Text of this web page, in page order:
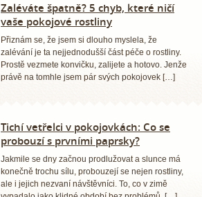
Zaléváte špatně? 5 chyb, které ničí
vaše pokojové rostliny
Přiznám se, že jsem si dlouho myslela, že
zalévání je ta nejjednodušší část péče o rostliny.
Prostě vezmete konvičku, zalijete a hotovo. Jenže
právě na tomhle jsem pár svých pokojovek […]
Tichí vetřelci v pokojovkách: Co se
probouzí s prvními paprsky?
Jakmile se dny začnou prodlužovat a slunce má
konečně trochu sílu, probouzejí se nejen rostliny,
ale i jejich nezvaní návštěvníci. To, co v zimě